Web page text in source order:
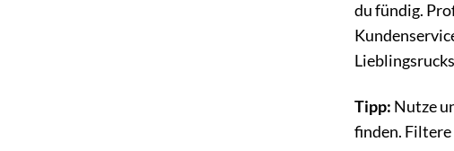
du fündig.
Tipp: Nutze
finden.